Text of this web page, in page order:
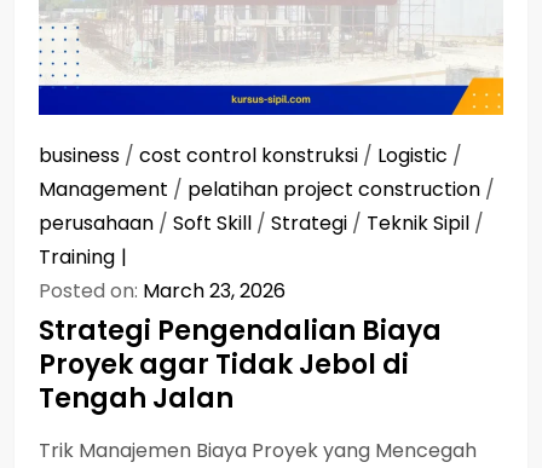
business / cost control konstruksi / Logistic /
Management / pelatihan project construction /
perusahaan / Soft Skill / Strategi / Teknik Sipil /
Training
Posted on: March 23, 2026
Strategi Pengendalian Biaya
Proyek agar Tidak Jebol di
Tengah Jalan
Trik Manajemen Biaya Proyek yang Mencegah